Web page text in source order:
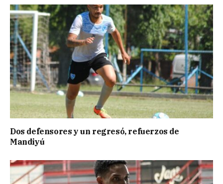
Dos defensores y un regresó, refuerzos de
Mandiyú